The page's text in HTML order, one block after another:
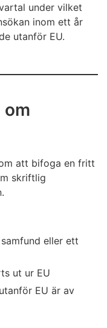
under vilket
inom ett år
utanför EU.
om
att bifoga en fritt
skriftlig
eller ett
ut ur EU
EU är av